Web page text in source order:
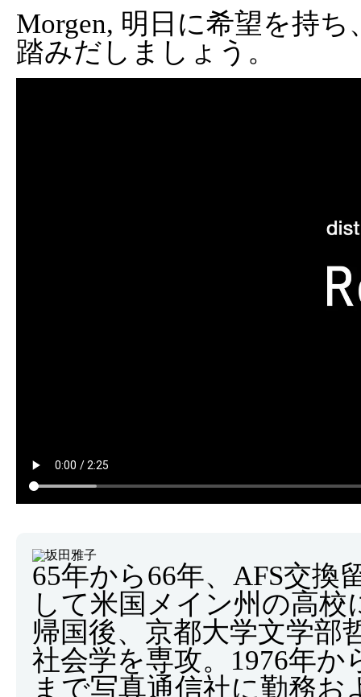
Morgen, 明日に希望を持
踏みだしましょう。
65年から66年、AFS交換
して米国メイン州の高校
帰国後、京都大学文学部
社会学を専攻。1976年か
まで写真通信社に勤務お